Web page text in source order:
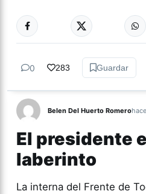
TUCUMÁN
0 283 Guardar
Belen Del Huerto Romero
El presidente
laberinto
La interna del Frente de